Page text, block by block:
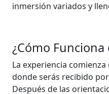
inmersión variados y
¿Cómo Funciona
La experiencia
donde serás recibido
Después de las